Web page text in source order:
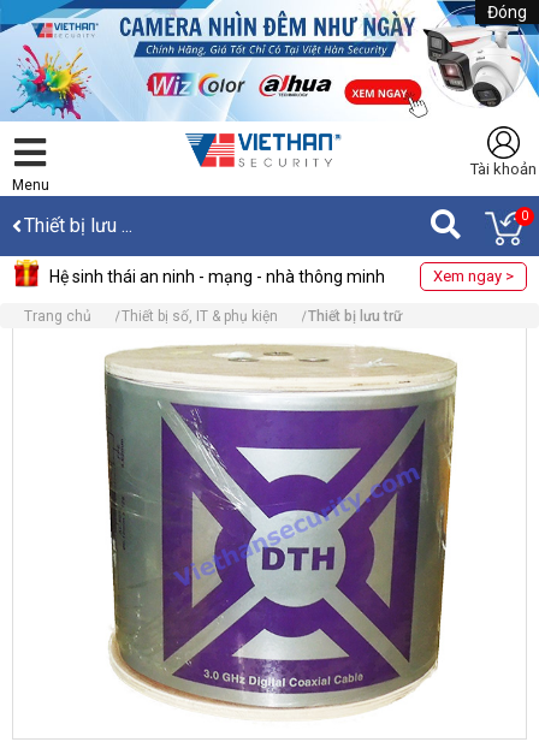
Đóng
Menu
Tài khoản
Thiết bị lưu ... 0
Hệ sinh thái an ninh - mạng - nhà thông minh Xem ngay >
Trang chủ Thiết bị số, IT & phụ kiện Thiết bị lưu trữ